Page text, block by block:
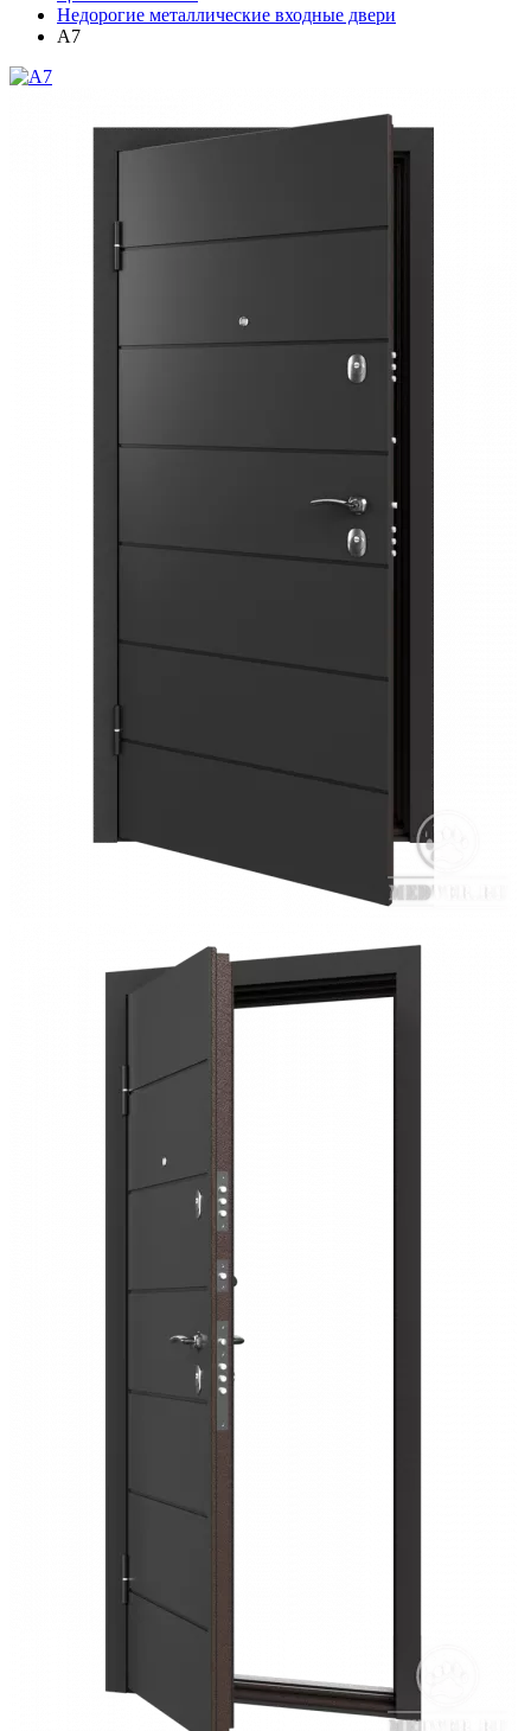
Недорогие металлические входные двери
A7